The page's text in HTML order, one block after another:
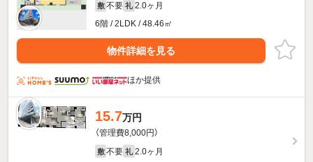
敷 不要 礼 2.0ヶ月
6階 / 2LDK / 48.46㎡
物件詳細を見る
ほか提供
15.7万円
（管理費8,000円）
敷 不要 礼 2.0ヶ月